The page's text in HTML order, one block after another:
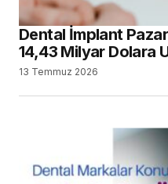
Dental İmplant
14,43 Milyar Dolara
13 Temmuz 2026